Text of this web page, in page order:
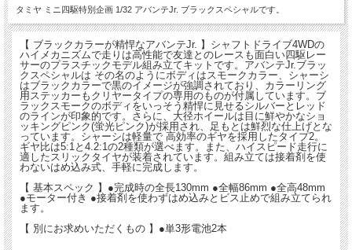
タミヤ ミニ四駆特別企画 1/32 アバンテJr. ブラックスペシャルです。
【 ブラックカラーが精悍なアバンテJr. 】シャフトドライブ4WDの
ハイメカニズムで走りは高性能で友達とのレースも面白い四駆レー
サーのプラスチックモデル組み立てキットです。アバンテJr.ブラッ
クスペシャルは その名のようにボディはスモークカラー、シャーシ
はブラックカラーで黒のイメージが強調されており、カラーリング
用ステッカーもクリヤータイプの専用のものが付属しています。ブ
ラックスモークのボディをいっそう精悍に見せるシルバーとレッド
のラインが印象的です。さらに、大径ホイールは目に鮮やかなショ
ッキングピンク(蛍光ピンク)が採用され、足もとは鮮烈な仕上げとな
っています。シャーシは軽量で 高効率のギヤを採用したタイプ2。
ギヤ比は5:1と4.2:1の2種類が選べます。また、ハイスピード走行に
適したスリックタイヤが装着されています。組み立ては接着剤を使
わないはめ込み式、手軽に完成します。
【 基本スペック 】●完成時の全長130mm ●全幅86mm ●全高48mm
●モーター付き ●接着剤を使わずはめ込みとビス止めで組み立てられ
ます。
【 別にお求めいただくもの 】●単3形電池2本